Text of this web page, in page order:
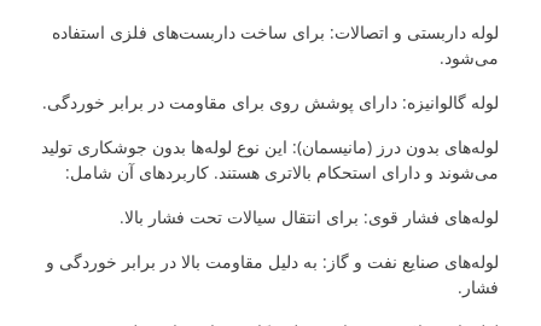
لوله داربستی و اتصالات: برای ساخت داربست‌های فلزی استفاده
می‌شود.
لوله گالوانیزه: دارای پوشش روی برای مقاومت در برابر خوردگی.
لوله‌های بدون درز (مانیسمان): این نوع لوله‌ها بدون جوشکاری تولید
می‌شوند و دارای استحکام بالاتری هستند. کاربردهای آن شامل:
لوله‌های فشار قوی: برای انتقال سیالات تحت فشار بالا.
لوله‌های صنایع نفت و گاز: به دلیل مقاومت بالا در برابر خوردگی و
فشار.